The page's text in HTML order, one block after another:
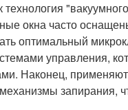
окна часто
оптимальный
управления,
Наконец,
запирания,